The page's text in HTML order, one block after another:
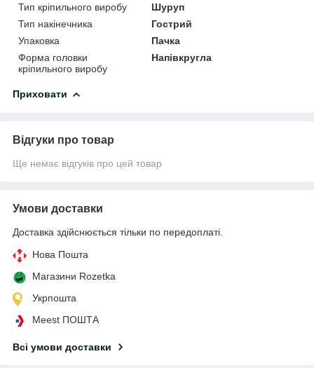
Тип кріпильного виробу
Шуруп
Тип накінечника
Гострий
Упаковка
Пачка
Форма головки
кріпильного виробу
Напівкругла
Приховати
Відгуки про товар
Ще немає відгуків про цей товар
Умови доставки
Доставка здійснюється тільки по передоплаті.
Нова Пошта
Магазини Rozetka
Укрпошта
Meest ПОШТА
Всі умови доставки